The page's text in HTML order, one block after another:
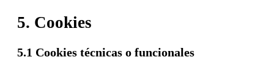
5. Cookies
5.1 Cookies técnicas o funcionales